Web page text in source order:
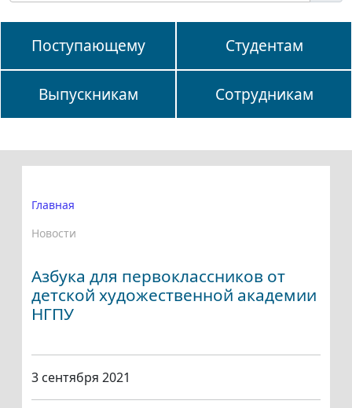
Поступающему Студентам
Выпускникам Сотрудникам
Главная
Новости
Азбука для первоклассников от
детской художественной академии
НГПУ
3 сентября 2021